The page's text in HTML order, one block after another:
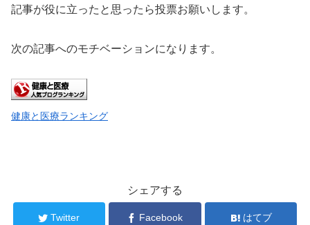
記事が役に立ったと思ったら投票お願いします。
次の記事へのモチベーションになります。
健康と医療ランキング
シェアする
Twitter Facebook はてブ